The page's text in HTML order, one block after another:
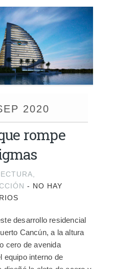
2020
rompe
- NO HAY
desarrollo residencial
Cancún, a la altura
cero de avenida
equipo interno de